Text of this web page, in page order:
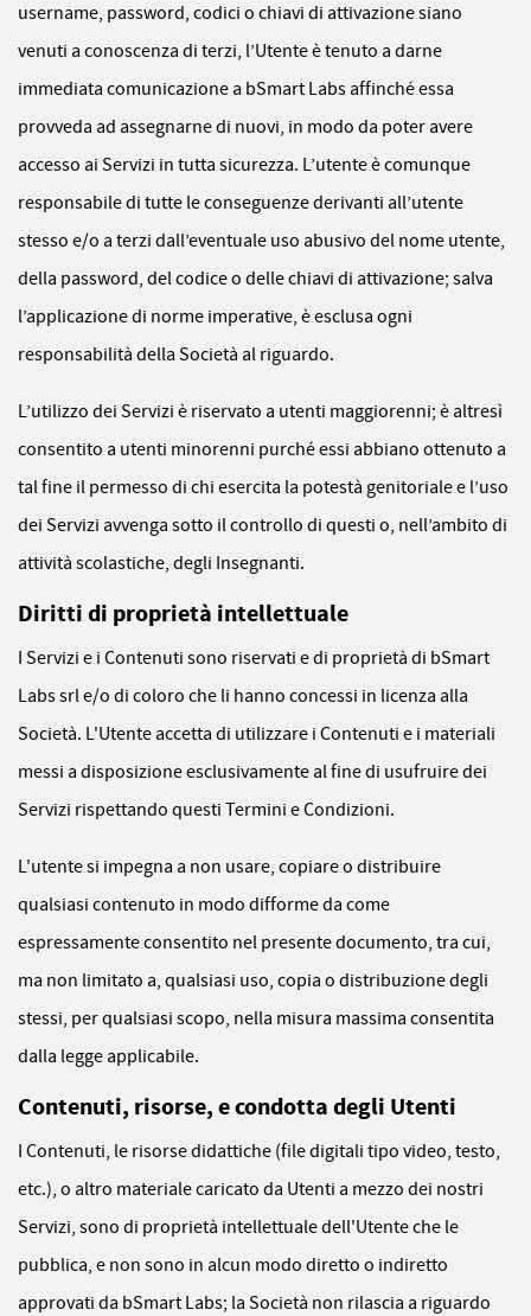
username, password, codici o chiavi di attivazione siano
venuti a conoscenza di terzi, l’Utente è tenuto a darne
immediata comunicazione a bSmart Labs affinché essa
provveda ad assegnarne di nuovi, in modo da poter avere
accesso ai Servizi in tutta sicurezza. L’utente è comunque
responsabile di tutte le conseguenze derivanti all’utente
stesso e/o a terzi dall’eventuale uso abusivo del nome utente,
della password, del codice o delle chiavi di attivazione; salva
l’applicazione di norme imperative, è esclusa ogni
responsabilità della Società al riguardo.
L’utilizzo dei Servizi è riservato a utenti maggiorenni; è altresì
consentito a utenti minorenni purché essi abbiano ottenuto a
tal fine il permesso di chi esercita la potestà genitoriale e l’uso
dei Servizi avvenga sotto il controllo di questi o, nell’ambito di
attività scolastiche, degli Insegnanti.
Diritti di proprietà intellettuale
I Servizi e i Contenuti sono riservati e di proprietà di bSmart
Labs srl e/o di coloro che li hanno concessi in licenza alla
Società. L'Utente accetta di utilizzare i Contenuti e i materiali
messi a disposizione esclusivamente al fine di usufruire dei
Servizi rispettando questi Termini e Condizioni.
L'utente si impegna a non usare, copiare o distribuire
qualsiasi contenuto in modo difforme da come
espressamente consentito nel presente documento, tra cui,
ma non limitato a, qualsiasi uso, copia o distribuzione degli
stessi, per qualsiasi scopo, nella misura massima consentita
dalla legge applicabile.
Contenuti, risorse, e condotta degli Utenti
I Contenuti, le risorse didattiche (file digitali tipo video, testo,
etc.), o altro materiale caricato da Utenti a mezzo dei nostri
Servizi, sono di proprietà intellettuale dell'Utente che le
pubblica, e non sono in alcun modo diretto o indiretto
approvati da bSmart Labs; la Società non rilascia a riguardo